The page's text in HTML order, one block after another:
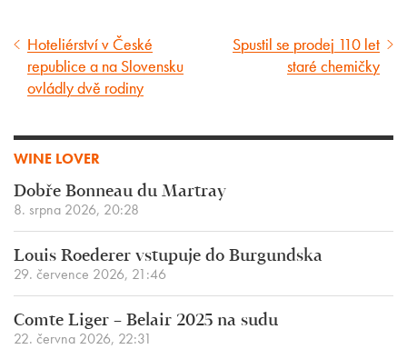
Předcházející
článek
Hoteliérství v České
republice a na Slovensku
ovládly dvě rodiny
Následující
Spustil se prodej 110 let
staré chemičky
WINE LOVER
Dobře Bonneau du Martray
8. srpna 2026, 20:28
Louis Roederer vstupuje do Burgundska
29. července 2026, 21:46
Comte Liger – Belair 2025 na sudu
22. června 2026, 22:31